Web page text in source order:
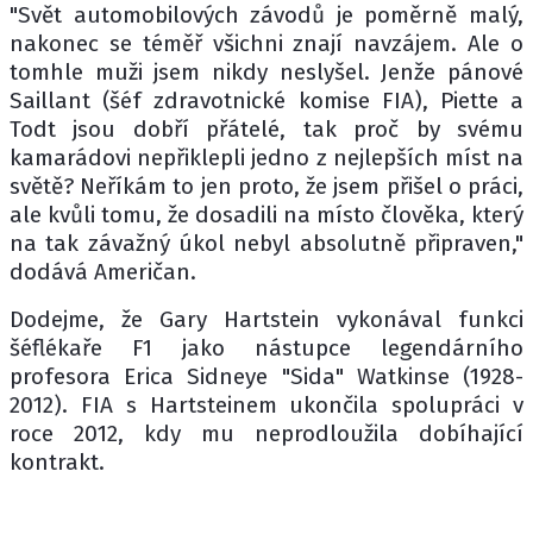
"Svět automobilových závodů je poměrně malý,
nakonec se téměř všichni znají navzájem. Ale o
tomhle muži jsem nikdy neslyšel. Jenže pánové
Saillant (šéf zdravotnické komise FIA), Piette a
Todt jsou dobří přátelé, tak proč by svému
kamarádovi nepřiklepli jedno z nejlepších míst na
světě? Neříkám to jen proto, že jsem přišel o práci,
ale kvůli tomu, že dosadili na místo člověka, který
na tak závažný úkol nebyl absolutně připraven,"
dodává Američan.
Dodejme, že Gary Hartstein vykonával funkci
šéflékaře F1 jako nástupce legendárního
profesora Erica Sidneye "Sida" Watkinse (1928-
2012). FIA s Hartsteinem ukončila spolupráci v
roce 2012, kdy mu neprodloužila dobíhající
kontrakt.